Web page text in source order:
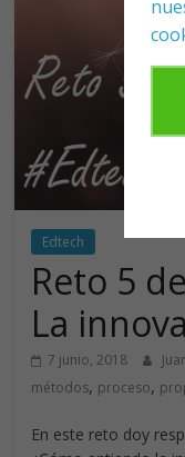
Edtech
Reto 5
La
7 junio, 2018
métodos, proceso,
En este reto doy